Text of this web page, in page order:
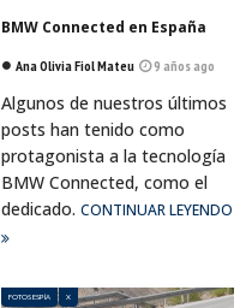
BMW Connected en España
Ana Olivia Fiol Mateu 9 años ago
Algunos de nuestros últimos
posts han tenido como
protagonista a la tecnología
BMW Connected, como el
dedicado. CONTINUAR LEYENDO
FOTOS ESPÍA X